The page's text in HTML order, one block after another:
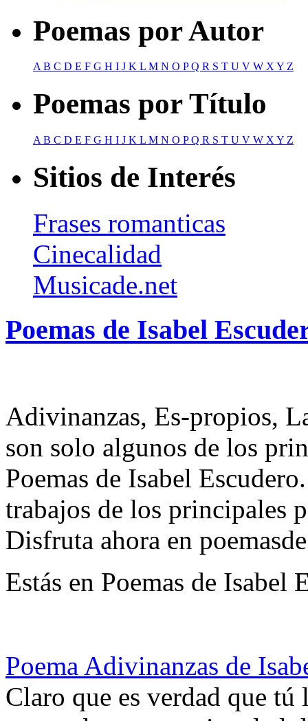
Poemas por Autor
AB C D E F G H I J K L M N O PQ R S T U V W XY Z
Poemas por Título
A B C D E F G H I J K L M N O PQ R S T U V W X Y Z
Sitios de Interés
Frases romanticas
Cinecalidad
Musicade.net
Poemas de Isabel
Adivinanzas, Es-propios,
son solo algunos de los
Poemas de Isabel
trabajos de los principales
Disfruta ahora en
Estás en Poemas de Isabel
Poema Adivinanzas de
Claro que es verdad que